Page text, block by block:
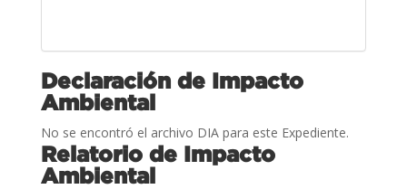
Declaración de Impacto
Ambiental
No se encontró el archivo DIA para este Expediente.
Relatorio de Impacto
Ambiental